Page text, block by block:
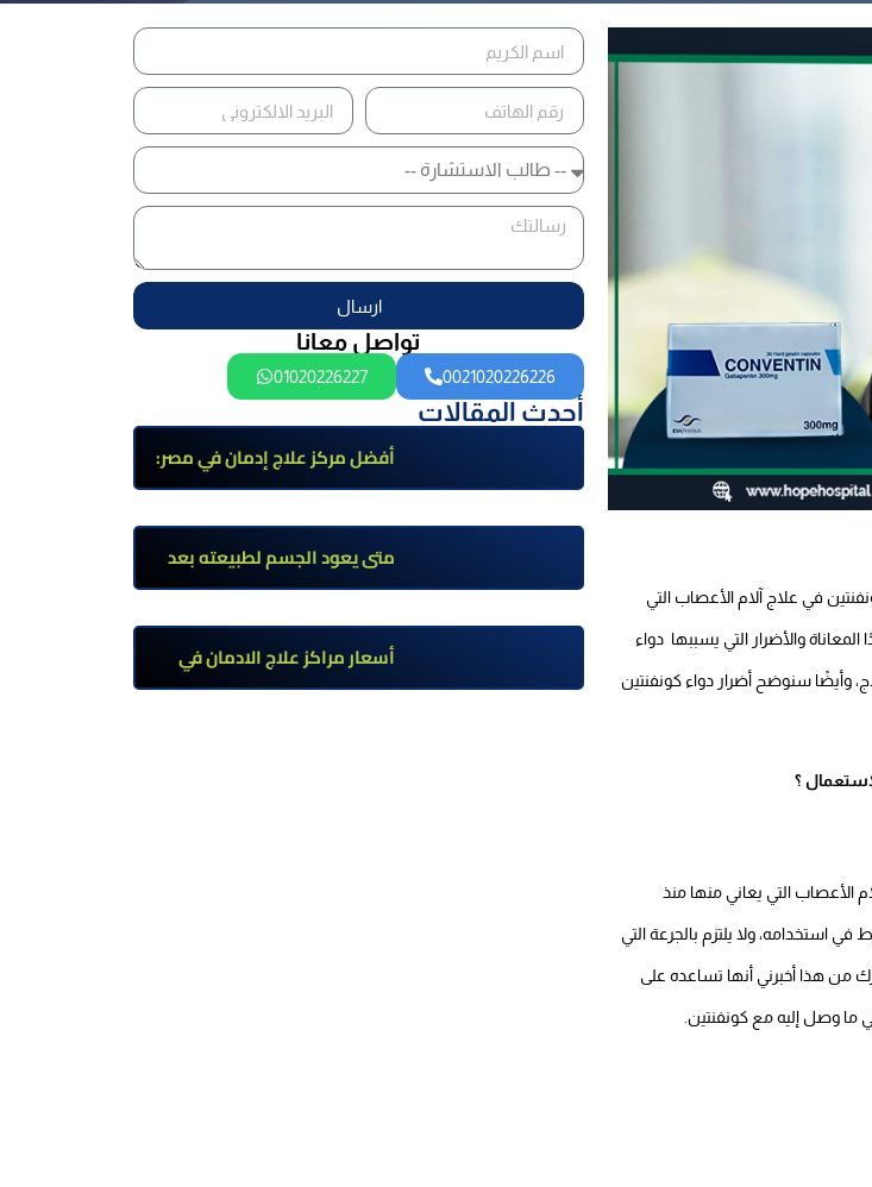
في علاج آلام الأعصاب التي
والأضرار التي يسببها دواء
وأيضًا سنوضح أضرار دواء كونفنتين
؟
التي يعاني منها منذ
استخدامه، ولا يلتزم بالجرعة التي
من هذا أخبرني أنها تساعده على
ما وصل إليه مع كونفنتين.
ارسال
تواصل معانا
0021020226226
01020226227
أحدث المقالات
أفضل مركز علاج إدمان في مصر:
برامج علاج معتمدة وتعافي آمن
تحت إشراف طبي
متى يعود الجسم لطبيعته بعد
ترك مخدر الآيس؟ مراحل التعافي
والعوامل المؤثرة
أسعار مراكز علاج الادمان في
مصر: كم تبلغ التكلفة وما الذي